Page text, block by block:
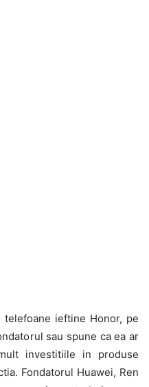
ieftine Honor, pe
sau spune ca ea ar
investitiile in produse
Fondatorul Huawei, Ren